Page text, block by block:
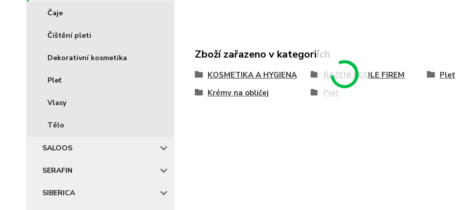
Čaje
Čištění pleti
Dekorativní kosmetika
Pleť
Vlasy
Tělo
SALOOS
SERAFIN
SIBERICA
Zboží zařazeno v kategoriích
KOSMETIKA A HYGIENA ŘAZENÍ PODLE FIREM
Pleť
Krémy na obličej
Pleť